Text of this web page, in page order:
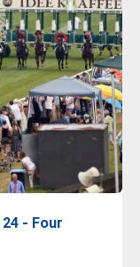
- Four